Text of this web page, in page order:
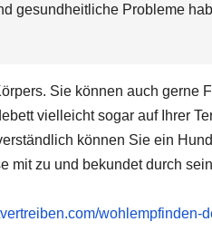
gesundheitliche Probleme
Sie können auch gerne
vielleicht sogar auf Ihrer
können Sie ein
mit zu und bekundet durch
wohlempfinden-